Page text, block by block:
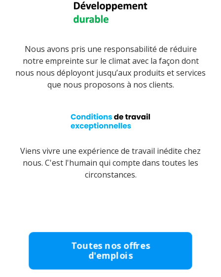
Nous avons pris une responsabilité de réduire
notre empreinte sur le climat avec la façon dont
nous nous déployont jusqu’aux produits et services
que nous proposons à nos clients.
Viens vivre une expérience de travail inédite chez
nous. C'est l'humain qui compte dans toutes les
circonstances.
Toutes nos offres